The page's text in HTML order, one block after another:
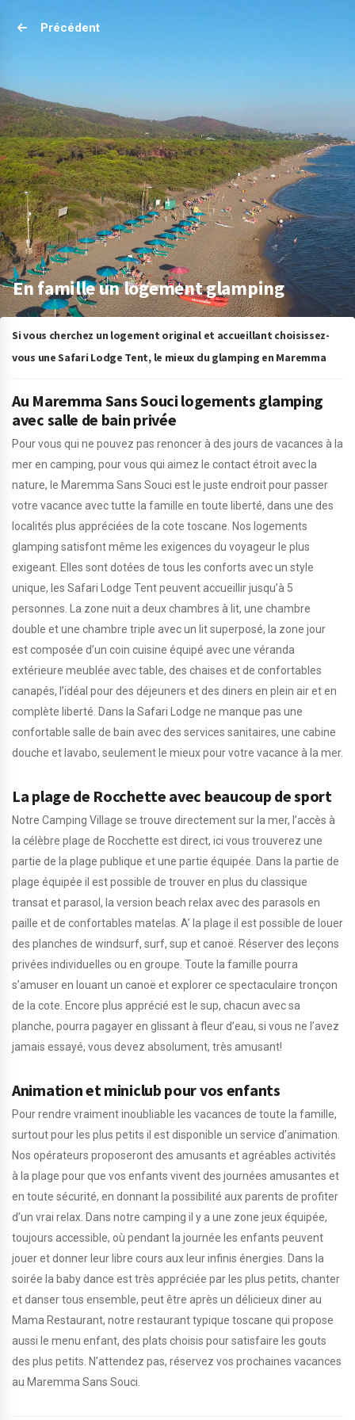
Précédent
En famille un logement glamping
Si vous cherchez un logement original et accueillant choisissez-
vous une Safari Lodge Tent, le mieux du glamping en Maremma
Au Maremma Sans Souci logements glamping
avec salle de bain privée
Pour vous qui ne pouvez pas renoncer à des jours de vacances à la
mer en camping, pour vous qui aimez le contact étroit avec la
nature, le Maremma Sans Souci est le juste endroit pour passer
votre vacance avec tutte la famille en toute liberté, dans une des
localités plus appréciées de la cote toscane. Nos logements
glamping satisfont même les exigences du voyageur le plus
exigeant. Elles sont dotées de tous les conforts avec un style
unique, les Safari Lodge Tent peuvent accueillir jusqu’à 5
personnes. La zone nuit a deux chambres à lit, une chambre
double et une chambre triple avec un lit superposé, la zone jour
est composée d’un coin cuisine équipé avec une véranda
extérieure meublée avec table, des chaises et de confortables
canapés, l’idéal pour des déjeuners et des diners en plein air et en
complète liberté. Dans la Safari Lodge ne manque pas une
confortable salle de bain avec des services sanitaires, une cabine
douche et lavabo, seulement le mieux pour votre vacance à la mer.
La plage de Rocchette avec beaucoup de sport
Notre Camping Village se trouve directement sur la mer, l’accès à
la célèbre plage de Rocchette est direct, ici vous trouverez une
partie de la plage publique et une partie équipée. Dans la partie de
plage équipée il est possible de trouver en plus du classique
transat et parasol, la version beach relax avec des parasols en
paille et de confortables matelas. A’ la plage il est possible de louer
des planches de windsurf, surf, sup et canoë. Réserver des leçons
privées individuelles ou en groupe. Toute la famille pourra
s’amuser en louant un canoë et explorer ce spectaculaire tronçon
de la cote. Encore plus apprécié est le sup, chacun avec sa
planche, pourra pagayer en glissant à fleur d’eau, si vous ne l’avez
jamais essayé, vous devez absolument, très amusant!
Animation et miniclub pour vos enfants
Pour rendre vraiment inoubliable les vacances de toute la famille,
surtout pour les plus petits il est disponible un service d’animation.
Nos opérateurs proposeront des amusants et agréables activités
à la plage pour que vos enfants vivent des journées amusantes et
en toute sécurité, en donnant la possibilité aux parents de profiter
d’un vrai relax. Dans notre camping il y a une zone jeux équipée,
toujours accessible, où pendant la journée les enfants peuvent
jouer et donner leur libre cours aux leur infinis énergies. Dans la
soirée la baby dance est très appréciée par les plus petits, chanter
et danser tous ensemble, peut être après un délicieux diner au
Mama Restaurant, notre restaurant typique toscane qui propose
aussi le menu enfant, des plats choisis pour satisfaire les gouts
des plus petits. N’attendez pas, réservez vos prochaines vacances
au Maremma Sans Souci.